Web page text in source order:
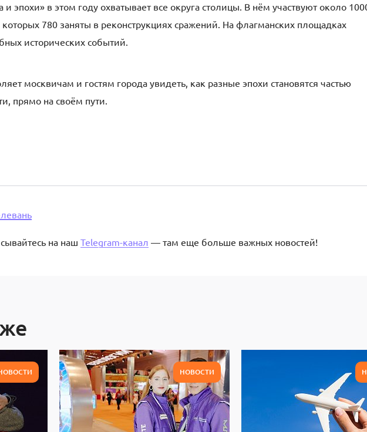
эпохи» в этом году охватывает все округа столицы. В нём участвуют около
которых 780 заняты в реконструкциях сражений. На флагманских площадках
исторических событий.
москвичам и гостям города увидеть, как разные эпохи становятся частью
прямо на своём пути.
на наш Telegram-канал — там еще больше важных новостей!
НОВОСТИ